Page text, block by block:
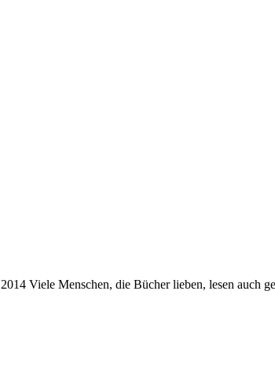
Viele Menschen, die Bücher lieben, lesen